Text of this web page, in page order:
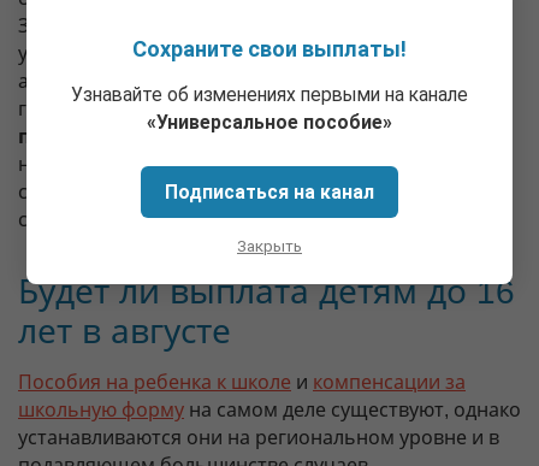
Зачастую в подобных сообщениях даже
указываются «точные даты» — раньше это было 20
августа, теперь все чаще говорят о 28 августа 2020
года. Все это
домыслы и ничем не
подкрепленная информация
нет никакого официального подтверждения
сведений о повторении прямых выплат всем
семьям с детьми до 15 лет включительно.
Будет ли выплата детям до 16
лет в августе
Пособия на ребенка к школе и компенсации за
школьную форму на самом деле существуют, однако
устанавливаются они на региональном уровне и в
Сохраните свои выплаты!
Узнавайте об изменениях первыми на канале
«Универсальное пособие»
Подписаться на канал
Закрыть